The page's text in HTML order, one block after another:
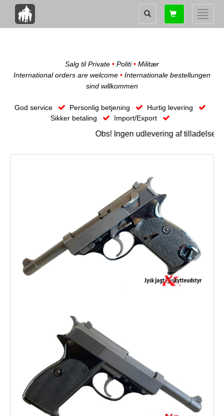
Toggle
Shopping
card
Salg til Private • Politi• Militær
International orders are welcome • Internationale bestellungen
sind willkommen
God service Personlig betjening
Hurtig levering
Sikker betaling
Import/Export
Obs! Ingen udlevering af